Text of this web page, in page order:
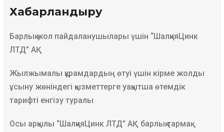
Хабарландыру
Барлық жол пайдаланушылары үшін “ШалқияЦинк
ЛТД” АҚ
Жылжымалы құрамдардың өтуі үшін кірме жолды
ұсыну жөніндегі қызметтерге уақытша өтемдік
тарифті енгізу туралы
Осы арқылы “ШалқияЦинк ЛТД” АҚ барлық тармақ